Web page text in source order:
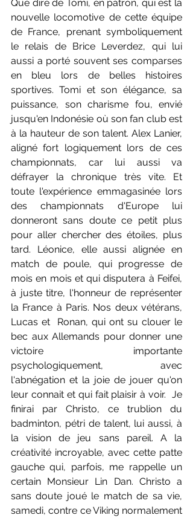
Que dire de Tomi, en patron, qui est la
nouvelle locomotive de cette équipe
de France, prenant symboliquement
le relais de Brice Leverdez, qui lui
aussi a porté souvent ses comparses
en bleu lors de belles histoires
sportives. Tomi et son élégance, sa
puissance, son charisme fou, envié
jusqu'en Indonésie où son fan club est
à la hauteur de son talent. Alex Lanier,
aligné fort logiquement lors de ces
championnats, car lui aussi va
défrayer la chronique très vite. Et
toute l'expérience emmagasinée lors
des championnats d'Europe lui
donneront sans doute ce petit plus
pour aller chercher des étoiles, plus
tard. Léonice, elle aussi alignée en
match de poule, qui progresse de
mois en mois et qui disputera à Feifei,
à juste titre, l'honneur de représenter
la France à Paris. Nos deux vétérans,
Lucas et  Ronan, qui ont su clouer le
bec aux Allemands pour donner une
victoire importante
psychologiquement, avec
l'abnégation et la joie de jouer qu'on
leur connait et qui fait plaisir à voir.  Je
finirai par Christo, ce trublion du
badminton, pétri de talent, lui aussi, à
la vision de jeu sans pareil. A la
créativité incroyable, avec cette patte
gauche qui, parfois, me rappelle un
certain Monsieur Lin Dan. Christo a
sans doute joué le match de sa vie,
samedi, contre ce Viking normalement